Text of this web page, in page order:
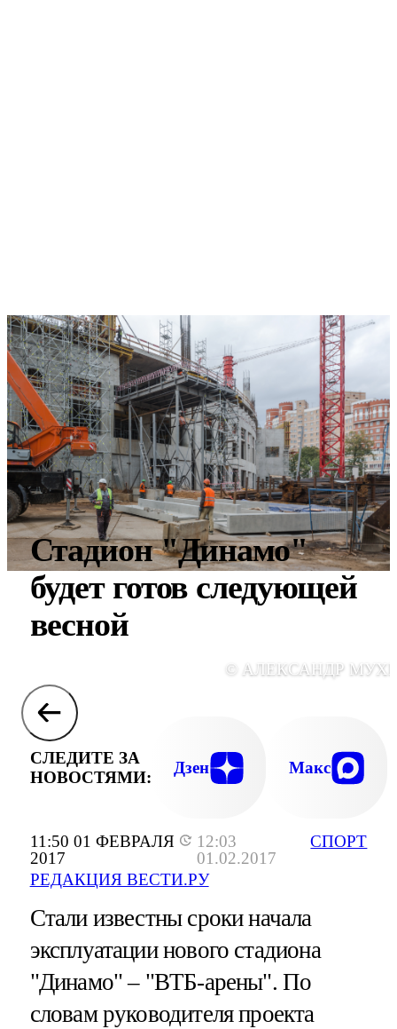
11:50 01 ФЕВРАЛЯ
2017
12:03
01.02.2017
РЕДАКЦИЯ ВЕСТИ.РУ
СПОРТ
Стадион "Динамо"
будет готов следующей
весной
© АЛЕКСАНДР
СЛЕДИТЕ ЗА
НОВОСТЯМИ:
Дзен Макс
Стали известны сроки начала
эксплуатации нового стадиона
"Динамо" – "ВТБ-арены". По
словам руководителя проекта